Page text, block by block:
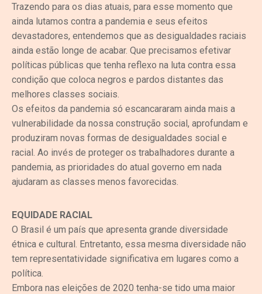
Trazendo para os dias atuais, para esse momento que
ainda lutamos contra a pandemia e seus efeitos
devastadores, entendemos que as desigualdades raciais
ainda estão longe de acabar. Que precisamos efetivar
políticas públicas que tenha reflexo na luta contra essa
condição que coloca negros e pardos distantes das
melhores classes sociais.
Os efeitos da pandemia só escancararam ainda mais a
vulnerabilidade da nossa construção social, aprofundam e
produziram novas formas de desigualdades social e
racial. Ao invés de proteger os trabalhadores durante a
pandemia, as prioridades do atual governo em nada
ajudaram as classes menos favorecidas.
EQUIDADE RACIAL
O Brasil é um país que apresenta grande diversidade
étnica e cultural. Entretanto, essa mesma diversidade não
tem representatividade significativa em lugares como a
política.
Embora nas eleições de 2020 tenha-se tido uma maior